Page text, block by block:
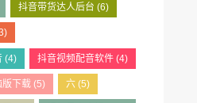
抖音带货达人后台 (6)
(4) 抖音视频配音软件(4)
版下载(5) 六(5)